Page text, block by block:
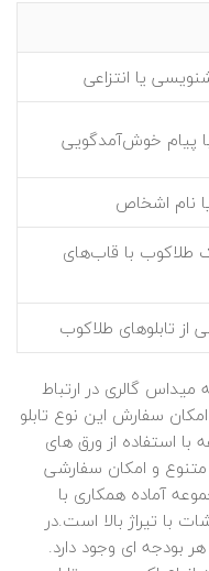
یا انتزاعی
پیام خوش‌آمدگویی
یا نام اشخاص
طلاکوب با قاب‌های
از تابلوهای طلاکوب
میداس گالری در ارتباط
سفارش این نوع تابلو
استفاده از ورق‌ های
های متنوع و امکان سفارشی‌
آماده همکاری با
با تیراژ بالا است.در
بودجه ای وجود دارد.